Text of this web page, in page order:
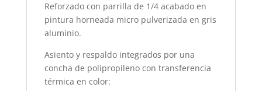
Reforzado con parrilla de 1/4 acabado en
pintura horneada micro pulverizada en gris
aluminio.
Asiento y respaldo integrados por una
concha de polipropileno con transferencia
térmica en color: